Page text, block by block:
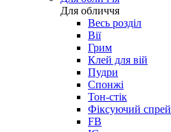
Для обличчя
Весь розділ
Вії
Грим
Клей для вій
Пудри
Спонжі
Тон-стік
Фіксуючий спрей
FB